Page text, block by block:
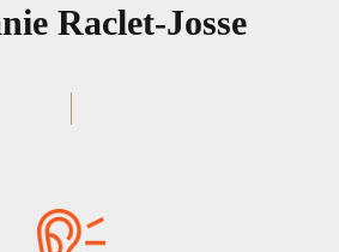
Raclet-Josse